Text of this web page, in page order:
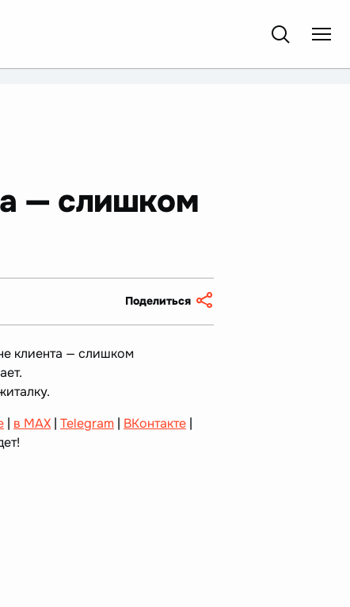
— слишком
Поделиться
клиента — слишком
| в MAX | Telegram | ВКонтакте |